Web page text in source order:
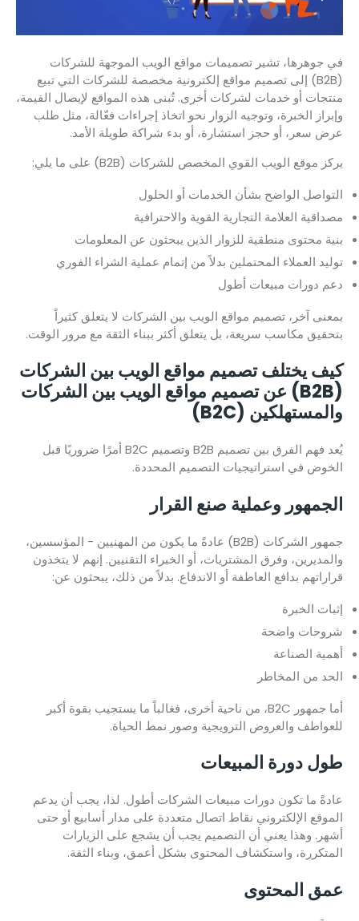
في جوهرها، تشير تصميمات مواقع الويب الموجهة للشركات
(B2B) إلى تصميم مواقع إلكترونية مخصصة للشركات التي تبيع
منتجات أو خدمات لشركات أخرى. تُبنى هذه المواقع لإيصال القيمة،
وإبراز الخبرة، وتوجيه الزوار نحو اتخاذ إجراءات فعّالة، مثل طلب
عرض سعر، أو حجز استشارة، أو بدء شراكة طويلة الأمد.
يركز موقع الويب القوي المخصص للشركات (B2B) على ما يلي:
التواصل الواضح بشأن الخدمات أو الحلول
مصداقية العلامة التجارية القوية والاحترافية
بنية محتوى منطقية للزوار الذين يبحثون عن المعلومات
توليد العملاء المحتملين بدلاً من إتمام عملية الشراء الفوري
دعم دورات مبيعات أطول
بمعنى آخر، تصميم مواقع الويب بين الشركات لا يتعلق كثيراً
بتحقيق مكاسب سريعة، بل يتعلق أكثر ببناء الثقة مع مرور الوقت.
كيف يختلف تصميم مواقع الويب بين الشركات
(B2B) عن تصميم مواقع الويب بين الشركات
والمستهلكين (B2C)
يُعد فهم الفرق بين تصميم B2B وتصميم B2C أمرًا ضروريًا قبل
الخوض في استراتيجيات التصميم المحددة.
الجمهور وعملية صنع القرار
جمهور الشركات (B2B) عادةً ما يكون من المهنيين - المؤسسين،
والمديرين، وفرق المشتريات، أو الخبراء التقنيين. إنهم لا يتخذون
قراراتهم بدافع العاطفة أو الاندفاع. بدلاً من ذلك، يبحثون عن:
إثبات الخبرة
شروحات واضحة
أهمية الصناعة
الحد من المخاطر
أما جمهور B2C، من ناحية أخرى، فغالباً ما يستجيب بقوة أكبر
للعواطف والعروض الترويجية وصور نمط الحياة.
طول دورة المبيعات
عادةً ما تكون دورات مبيعات الشركات أطول. لذا، يجب أن يدعم
الموقع الإلكتروني نقاط اتصال متعددة على مدار أسابيع أو حتى
أشهر. وهذا يعني أن التصميم يجب أن يشجع على الزيارات
المتكررة، واستكشاف المحتوى بشكل أعمق، وبناء الثقة.
عمق المحتوى